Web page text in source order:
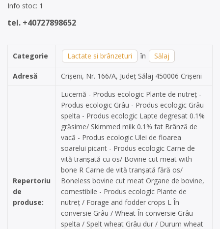
Info stoc: 1
tel. +40727898652
Categorie Lactate si brânzeturi în Sălaj
Adresă Crișeni, Nr. 166/A, Județ Sălaj 450006 Crișeni
Repertoriu
de
produse:
Lucernă - Produs ecologic Plante de nutreț -
Produs ecologic Grâu - Produs ecologic Grâu
spelta - Produs ecologic Lapte degresat 0.1%
grăsime/ Skimmed milk 0.1% fat Brânză de
vacă - Produs ecologic Ulei de floarea
soarelui picant - Produs ecologic Carne de
vită tranșată cu os/ Bovine cut meat with
bone R Carne de vită tranșată fără os/
Boneless bovine cut meat Organe de bovine,
comestibile - Produs ecologic Plante de
nutreț / Forage and fodder crops L În
conversie Grâu / Wheat În conversie Grâu
spelta / Spelt wheat Grâu dur / Durum wheat